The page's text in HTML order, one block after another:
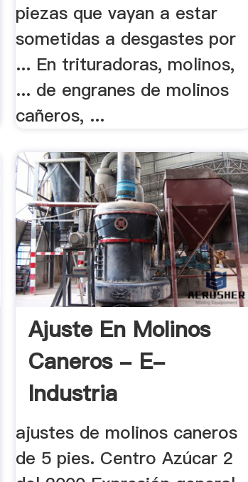
piezas que vayan a estar
sometidas a desgastes por
... En trituradoras, molinos,
... de engranes de molinos
cañeros, ...
Ajuste En Molinos
Caneros - E-
Industria
ajustes de molinos caneros
de 5 pies. Centro Azúcar 2